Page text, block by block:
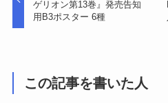
ゲリオン第13巻』発売告知
用B3ポスター 6種
この記事を書いた人